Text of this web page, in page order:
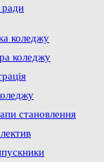
коледжу
коледжу
становлення